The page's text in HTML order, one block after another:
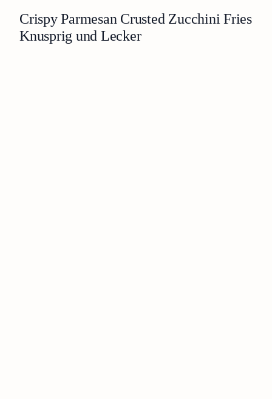
Crispy Parmesan Crusted Zucchini Fries
Knusprig und Lecker